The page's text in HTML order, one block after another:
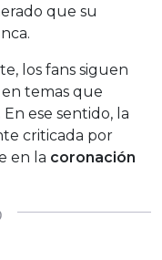
que su
los fans siguen
temas que
En ese sentido, la
criticada por
en la coronación